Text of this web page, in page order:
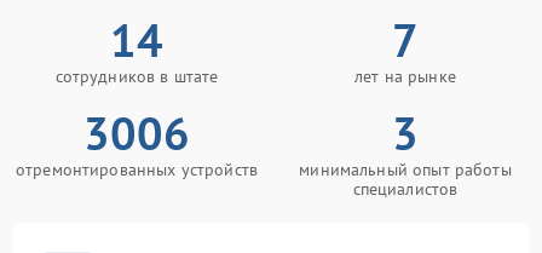
14
сотрудников в штате
7
лет на рынке
3006
отремонтированных устройств
3
минимальный опыт работы
специалистов